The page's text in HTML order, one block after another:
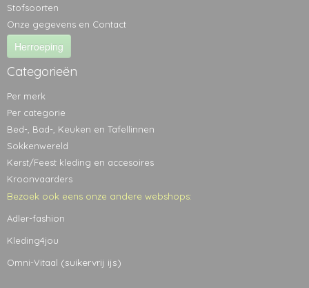
Stofsoorten
Onze gegevens en Contact
Herroeping
Categorieën
Per merk
Per categorie
Bed-, Bad-, Keuken en Tafellinnen
Sokkenwereld
Kerst/Feest kleding en accesoires
Kroonvaarders
Bezoek ook eens onze andere webshops:
Adler-fashion
Kleding4jou
Omni-Vitaal (suikervrij ijs)